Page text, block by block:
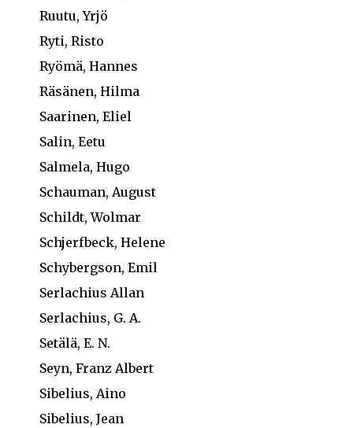
Ruutu, Yrjö
Ryti, Risto
Ryömä, Hannes
Räsänen, Hilma
Saarinen, Eliel
Salin, Eetu
Salmela, Hugo
Schauman, August
Schildt, Wolmar
Schjerfbeck, Helene
Schybergson, Emil
Serlachius Allan
Serlachius, G. A.
Setälä, E. N.
Seyn, Franz Albert
Sibelius, Aino
Sibelius, Jean